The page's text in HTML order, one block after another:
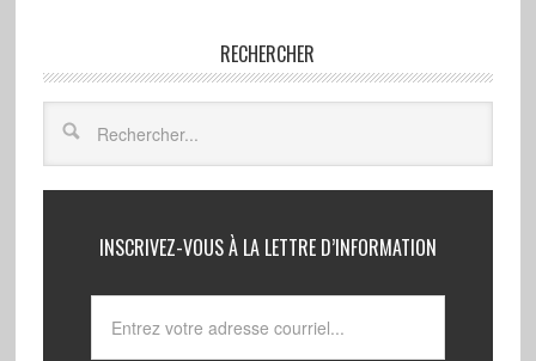
RECHERCHER
INSCRIVEZ-VOUS À LA LETTRE D’INFORMATION